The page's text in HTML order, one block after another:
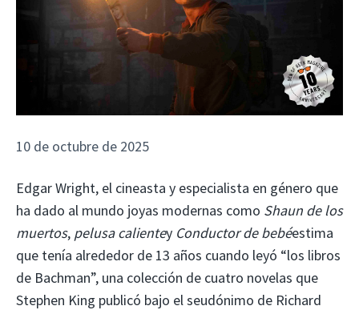
10 de octubre de 2025
Edgar Wright, el cineasta y especialista en género que
ha dado al mundo joyas modernas como Shaun de los
muertos, pelusa calientey Conductor de bebéestima
que tenía alrededor de 13 años cuando leyó “los libros
de Bachman”, una colección de cuatro novelas que
Stephen King publicó bajo el seudónimo de Richard